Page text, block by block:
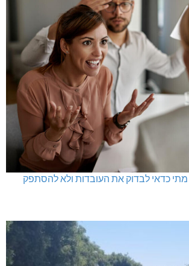
מתי כדאי לבדוק את העובדות ולא להסתפק